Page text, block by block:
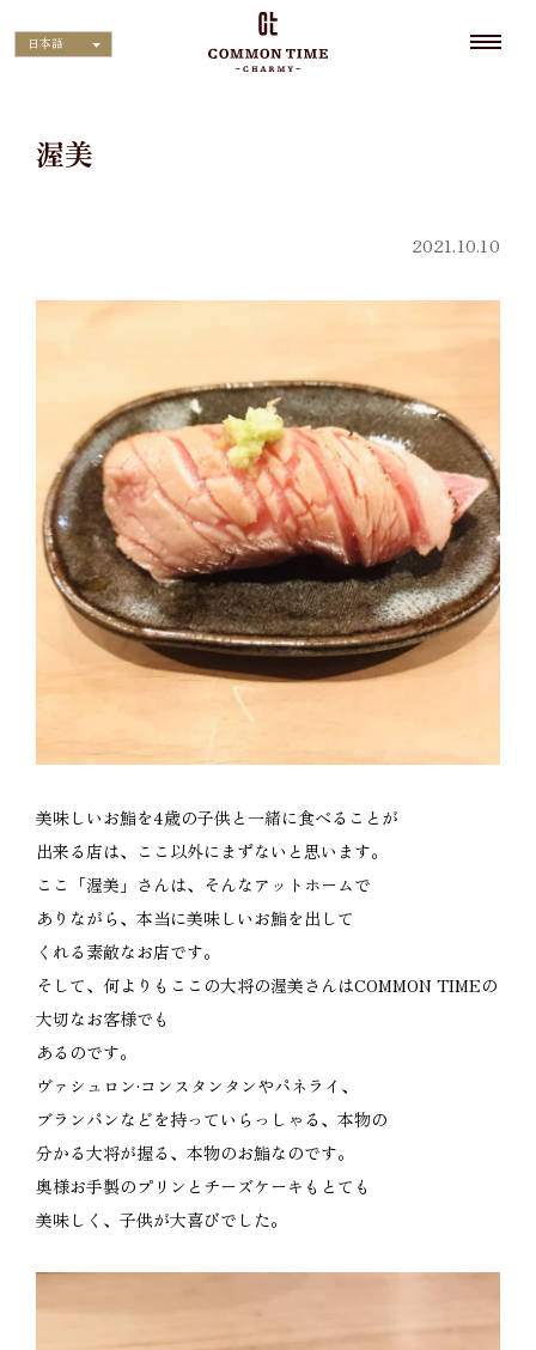
日本語
渥美
2021.10.10
美味しいお鮨を4歳の子供と一緒に食べることが
出来る店は、ここ以外にまずないと思います。
ここ「渥美」さんは、そんなアットホームで
ありながら、本当に美味しいお鮨を出して
くれる素敵なお店です。
そして、何よりもここの大将の渥美さんはCOMMON TIMEの
大切なお客様でも
あるのです。
ヴァシュロン·コンスタンタンやパネライ、
ブランパンなどを持っていらっしゃる、本物の
分かる大将が握る、本物のお鮨なのです。
奥様お手製のプリンとチーズケーキもとても
美味しく、子供が大喜びでした。